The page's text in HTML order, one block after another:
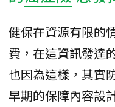
健保在資源有限的
費，在這資訊發達
也因為這樣，其實
早期的保障內容設